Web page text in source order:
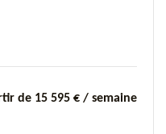
de 15 595 € / semaine